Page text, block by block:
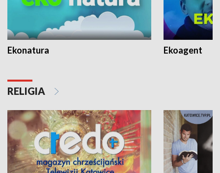
Ekonatura Ekoagent
RELIGIA